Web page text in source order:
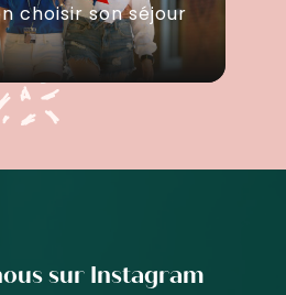
choisir son séjour
sur Instagram